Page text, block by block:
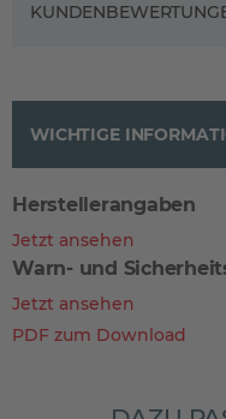
WICHTIGE
Herstellerangaben
Jetzt ansehen
Warn- und
Jetzt ansehen
PDF zum Download